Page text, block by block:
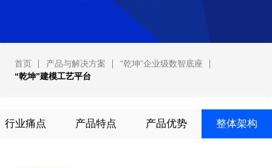
首页 产品与解决方案
“乾坤”企业级数智底座
“乾坤”建模工艺平台
行业痛点 产品特点 产品优势 整体架构